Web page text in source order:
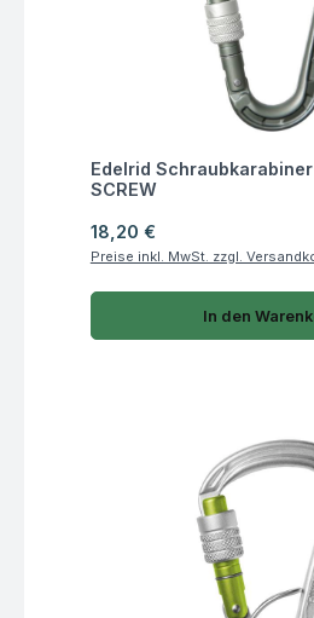
Fragen zum Artikel
Edelrid Schraubkarabiner
SCREW
Regulärer Preis:
18,20 €
Preise inkl. MwSt. zzgl.
In den